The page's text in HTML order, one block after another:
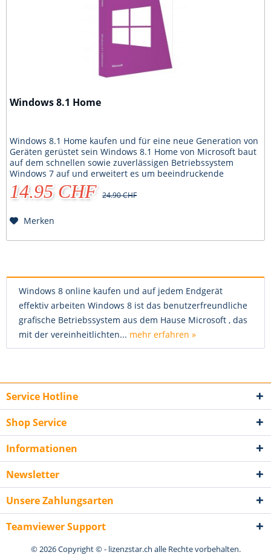
Windows 8.1 Home
Windows 8.1 Home kaufen und für eine neue Generation von
Geräten gerüstet sein Windows 8.1 Home von Microsoft baut
auf dem schnellen sowie zuverlässigen Betriebssystem
Windows 7 auf und erweitert es um beeindruckende
Features. Diese neue Generation ist mit einer völlig
neuartigen Touch-Benutzeroberfläche ausgestattet. Wenn Sie
14.95 CHF 24.90 CHF
Merken
Windows 8 online kaufen und auf jedem Endgerät
effektiv arbeiten Windows 8 ist das benutzerfreundliche
grafische Betriebssystem aus dem Hause Microsoft , das
mit der vereinheitlichten... mehr erfahren »
Service Hotline
Shop Service
Informationen
Newsletter
Unsere Zahlungsarten
Teamviewer Support
© 2026 Copyright © - lizenzstar.ch alle Rechte vorbehalten.